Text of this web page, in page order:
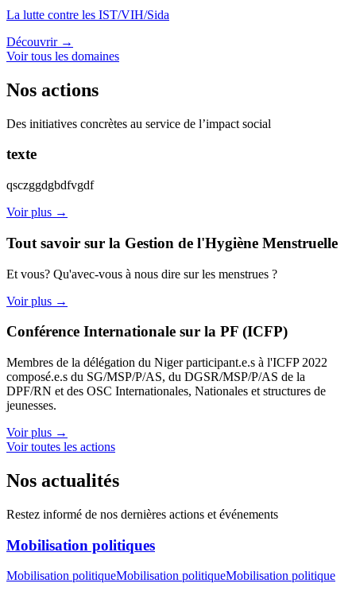
La lutte contre les IST/VIH/Sida
Découvrir →
Voir tous les domaines
Nos actions
Des initiatives concrètes au service de l’impact social
texte
qsczggdgbdfvgdf
Voir plus →
Tout savoir sur la Gestion de l'Hygiène Menstruelle
Et vous? Qu'avec-vous à nous dire sur les menstrues ?
Voir plus →
Conférence Internationale sur la PF (ICFP)
Membres de la délégation du Niger participant.e.s à l'ICFP 2022
composé.e.s du SG/MSP/P/AS, du DGSR/MSP/P/AS de la
DPF/RN et des OSC Internationales, Nationales et structures de
jeunesses.
Voir plus →
Voir toutes les actions
Nos actualités
Restez informé de nos dernières actions et événements
Mobilisation politiques
Mobilisation politiqueMobilisation politiqueMobilisation politique